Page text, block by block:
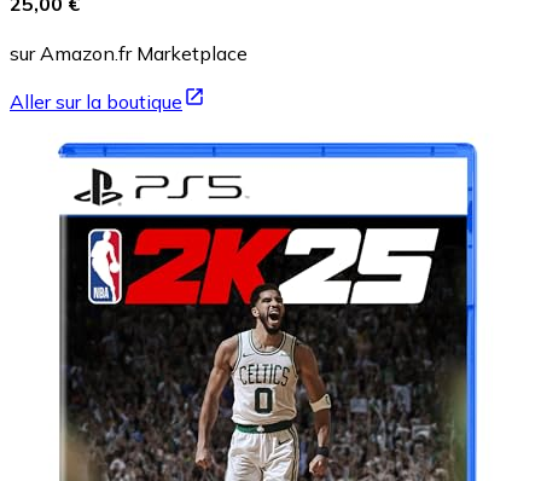
sur Amazon.fr Marketplace
Aller sur la boutique